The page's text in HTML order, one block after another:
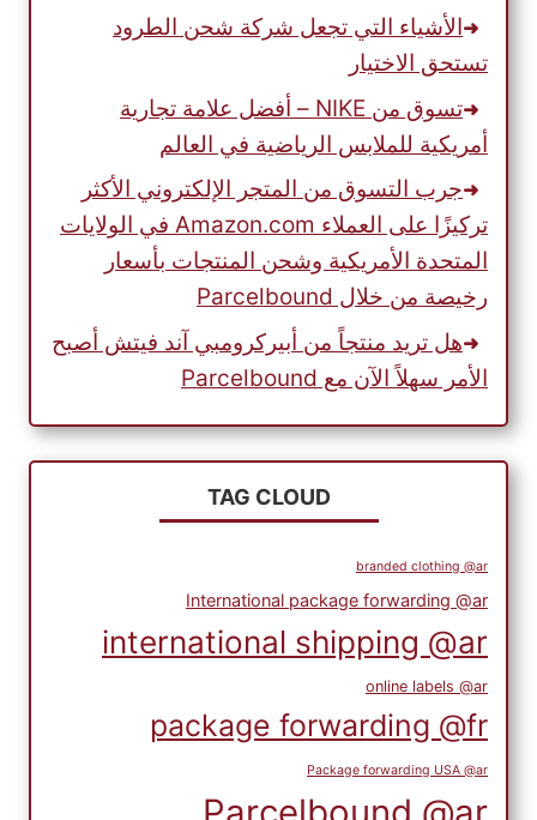
الأشياء التي تجعل شركة شحن الطرود
تستحق الاختيار
تسوق من NIKE – أفضل علامة تجارية
أمريكية للملابس الرياضية في العالم
جرب التسوق من المتجر الإلكتروني الأكثر
تركيزًا على العملاء Amazon.com في الولايات
المتحدة الأمريكية وشحن المنتجات بأسعار
رخيصة من خلال Parcelbound
هل تريد منتجاً من أبيركرومبي آند فيتش أصبح
الأمر سهلاً الآن مع Parcelbound
TAG CLOUD
branded clothing @ar
International package forwarding @ar
international shipping @ar
online labels @ar
package forwarding @fr
Package forwarding USA @ar